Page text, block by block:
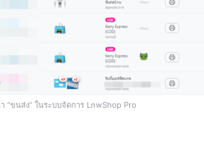
“ขนส่ง” ในระบบจัดการ LnwShop Pro